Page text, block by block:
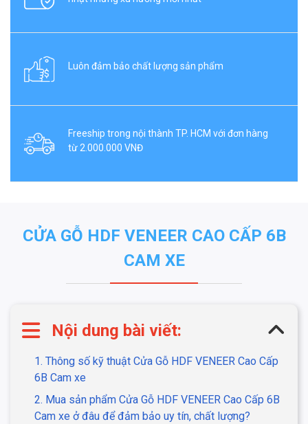
Luôn đảm bảo chất lượng sản phẩm
Freeship trong nội thành TP. HCM với đơn hàng
từ 2.000.000 VNĐ
CỬA GỖ HDF VENEER CAO CẤP 6B
CAM XE
Nội dung bài viết:
1. Thông số kỹ thuật Cửa Gỗ HDF VENEER Cao Cấp
6B Cam xe
2. Mua sản phẩm Cửa Gỗ HDF VENEER Cao Cấp 6B
Cam xe ở đâu để đảm bảo uy tín, chất lượng?